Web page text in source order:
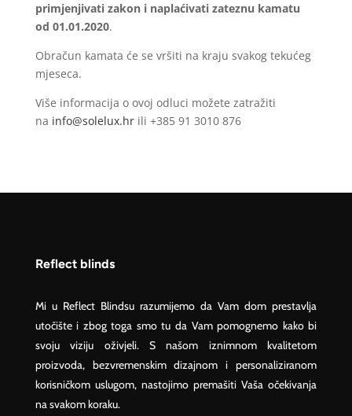
primjenjivati zakon i naplaćivati zateznu kamatu
od 01.01.2020.
Obračun kamata će se vršiti na kraju svakog tekućeg
mjeseca.
Više informacija o ovoj odluci možete zatražiti
na info@solelux.hrili +385 91 3010 876
Reflect blinds
Mi u Reflect Blindsu razumijemo da Vam dom prestavlja
utočište i zbog toga smo tu da Vam pomognemo kako bi
svoju viziju oživjeli. S našom iznimnom kvalitetom
proizvoda, bezvremenskim dizajnom i personaliziranom
korisničkom uslugom, nastojimo premašiti Vaša očekivanja
na svakom koraku.